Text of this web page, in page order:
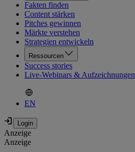
Fakten finden
Content stärken
Pitches gewinnen
Märkte verstehen
Strategien entwickeln
Ressourcen
Success stories
Live-Webinars & Aufzeichnungen
EN
Anzeige
Anzeige